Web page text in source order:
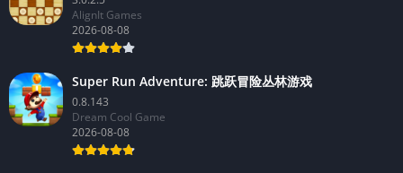
AlignIt Games
2026-08-08
Super Run Adventure: 跳跃冒险丛林游戏
0.8.143
Dream Cool Game
2026-08-08